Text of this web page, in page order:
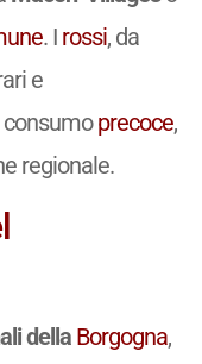
. I rossi, da
e
consumoprecoce,
regionale.
della Borgogna,